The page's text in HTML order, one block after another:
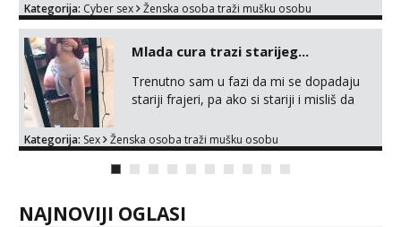
grudi, 💦 Misli su mi uvijek prljave i u
svemu vidim samo užitak. 💦 U mojoj
raznolikoj ponudi možeš pranaći nešto po
dečkom ili pak ja sama di se dovodim do
ludila. 🍑 Naravno ako ti moja ponuda nije
mate...
Kategorija: Cyber sex Ženska osoba traži mušku osobu
Mlada cura trazi starijeg...
Trenutno sam u fazi da mi se dopadaju
stariji frajeri, pa ako si stariji i misliš da
probaš 😎
Kategorija: Sex Ženska osoba traži mušku osobu
NAJNOVIJI OGLASI